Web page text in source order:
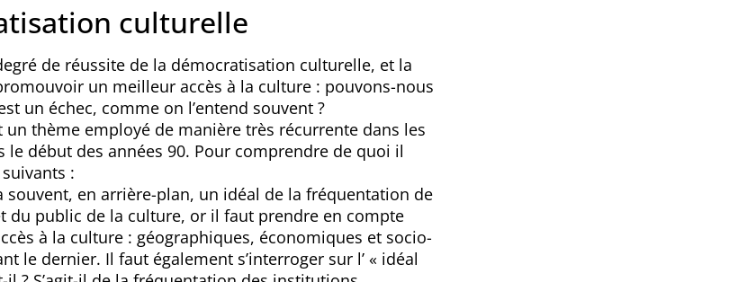
culturelle
de réussite de la démocratisation culturelle, et la
un meilleur accès à la culture : pouvons-nous
un échec, comme on l’entend souvent ?
un thème employé de manière très récurrente dans les
début des années 90. Pour comprendre de quoi il
:
en arrière-plan, un idéal de la fréquentation de
du public de la culture, or il faut prendre en compte
à la culture : géographiques, économiques et socio-
le dernier. Il faut également s’interroger sur l’ « idéal